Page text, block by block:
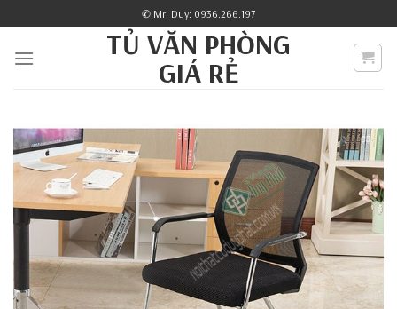
to
content
✆ Mr. Duy: 0936.266.197
TỦ VĂN PHÒNG
GIÁ RẺ